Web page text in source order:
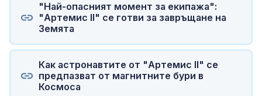
"Най-опасният момент за екипажа":
"Артемис II" се готви за завръщане на
Земята
Как астронавтите от "Артемис II" се
предпазват от магнитните бури в
Космоса